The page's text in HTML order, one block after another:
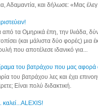
Αδαμαντία, και δήλωσε: «Μας
από τα Ομηρικά έπη, την Ιλιάδα,
(και μάλιστα δύο φορές) μια
που αποτέλεσε ιδανικό για...
του βατράχου που μας αφορά
του βατράχου λες και έχει
Είναι πολύ διδακτική.
καλεί...ALEXIS!